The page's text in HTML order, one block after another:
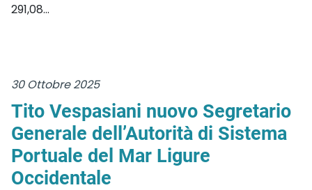
291,08...
30 Ottobre 2025
Tito Vespasiani nuovo Segretario
Generale dell’Autorità di Sistema
Portuale del Mar Ligure
Occidentale